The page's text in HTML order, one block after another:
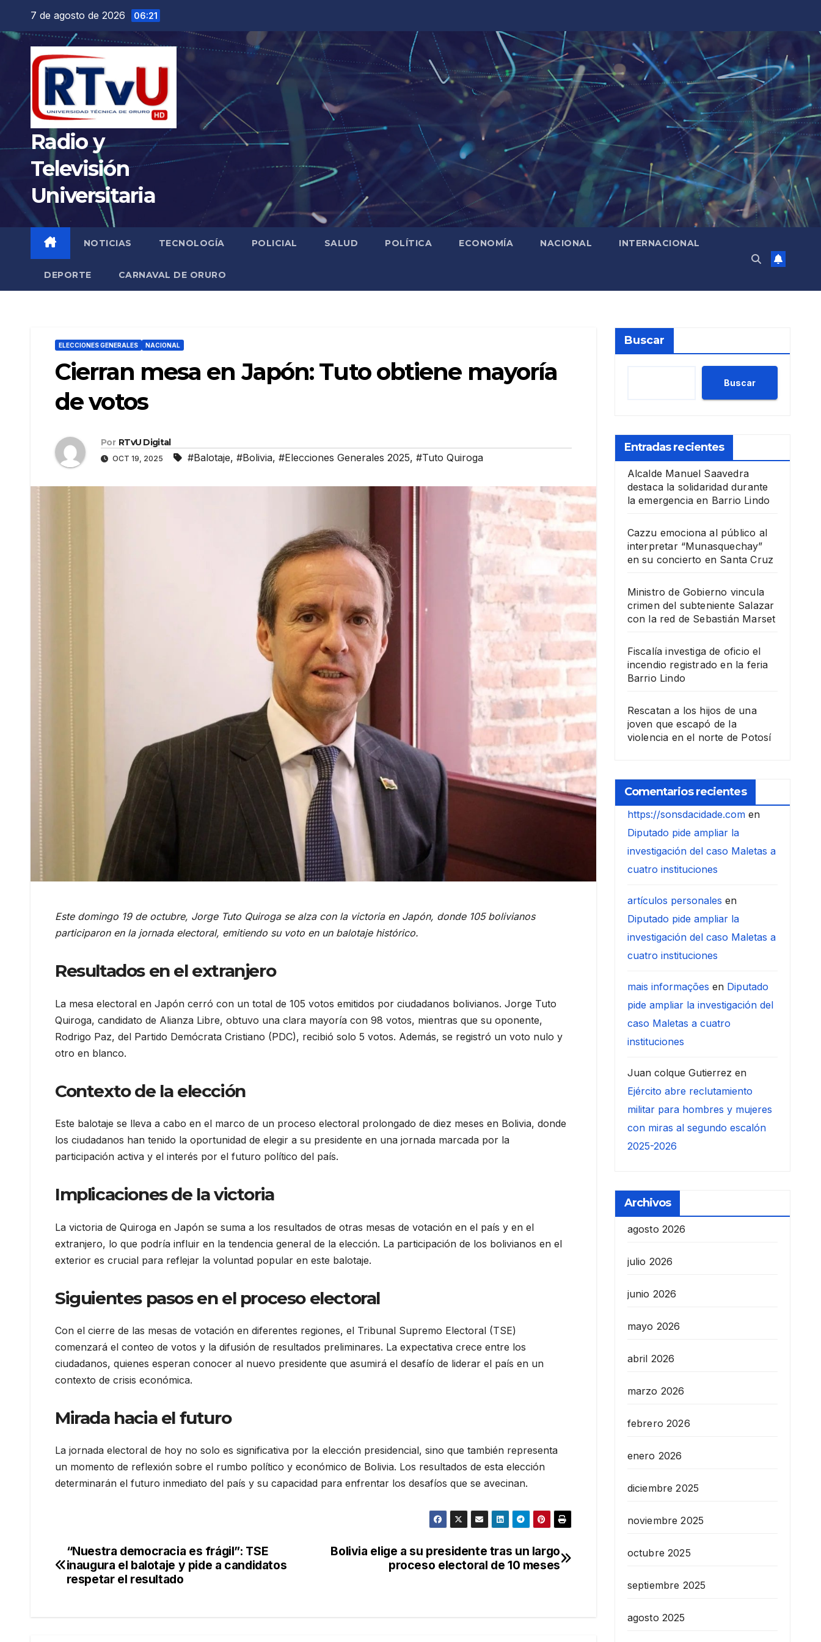
contenido
7 de agosto de 2026 06:21
Radio y
Televisión
Universitaria
NOTICIAS TECNOLOGÍA POLICIAL SALUD POLÍTICA ECONOMÍA NACIONAL INTERNACIONAL
DEPORTE CARNAVAL DE ORURO
ELECCIONES GENERALES NACIONAL
Cierran mesa en Japón: Tuto obtiene mayoría
de votos
Por RTvU Digital
OCT 19, 2025 #Balotaje, #Bolivia, #Elecciones Generales 2025, #Tuto Quiroga
Este domingo 19 de octubre, Jorge Tuto Quiroga se alza con la victoria en Japón, donde 105 bolivianos
participaron en la jornada electoral, emitiendo su voto en un balotaje histórico.
Resultados en el extranjero
La mesa electoral en Japón cerró con un total de 105 votos emitidos por ciudadanos bolivianos. Jorge Tuto
Quiroga, candidato de Alianza Libre, obtuvo una clara mayoría con 98 votos, mientras que su oponente,
Rodrigo Paz, del Partido Demócrata Cristiano (PDC), recibió solo 5 votos. Además, se registró un voto nulo y
otro en blanco.
Contexto de la elección
Este balotaje se lleva a cabo en el marco de un proceso electoral prolongado de diez meses en Bolivia, donde
los ciudadanos han tenido la oportunidad de elegir a su presidente en una jornada marcada por la
participación activa y el interés por el futuro político del país.
Implicaciones de la victoria
La victoria de Quiroga en Japón se suma a los resultados de otras mesas de votación en el país y en el
extranjero, lo que podría influir en la tendencia general de la elección. La participación de los bolivianos en el
exterior es crucial para reflejar la voluntad popular en este balotaje.
Siguientes pasos en el proceso electoral
Con el cierre de las mesas de votación en diferentes regiones, el Tribunal Supremo Electoral (TSE)
comenzará el conteo de votos y la difusión de resultados preliminares. La expectativa crece entre los
ciudadanos, quienes esperan conocer al nuevo presidente que asumirá el desafío de liderar el país en un
contexto de crisis económica.
Mirada hacia el futuro
La jornada electoral de hoy no solo es significativa por la elección presidencial, sino que también representa
un momento de reflexión sobre el rumbo político y económico de Bolivia. Los resultados de esta elección
determinarán el futuro inmediato del país y su capacidad para enfrentar los desafíos que se avecinan.
Navegación
de
Bolivia elige a su presidente tras un largo
proceso electoral de 10 meses
“Nuestra democracia es frágil”: TSE
inaugura el balotaje y pide a candidatos
respetar el resultado
Buscar
Buscar
Entradas recientes
Alcalde Manuel Saavedra
destaca la solidaridad durante
la emergencia en Barrio Lindo
Cazzu emociona al público al
interpretar “Munasquechay”
en su concierto en Santa Cruz
Ministro de Gobierno vincula
crimen del subteniente Salazar
con la red de Sebastián Marset
Fiscalía investiga de oficio el
incendio registrado en la feria
Barrio Lindo
Rescatan a los hijos de una
joven que escapó de la
violencia en el norte de Potosí
Comentarios recientes
https://sonsdacidade.comen
Diputado pide ampliar la
investigación del caso Maletas a
cuatro instituciones
artículos personales en
Diputado pide ampliar la
investigación del caso Maletas a
cuatro instituciones
mais informações en Diputado
pide ampliar la investigación del
caso Maletas a cuatro
instituciones
Juan colque Gutierrez en
Ejército abre reclutamiento
militar para hombres y mujeres
con miras al segundo escalón
2025-2026
Archivos
agosto 2026
julio 2026
junio 2026
mayo 2026
abril 2026
marzo 2026
febrero 2026
enero 2026
diciembre 2025
noviembre 2025
octubre 2025
septiembre 2025
agosto 2025